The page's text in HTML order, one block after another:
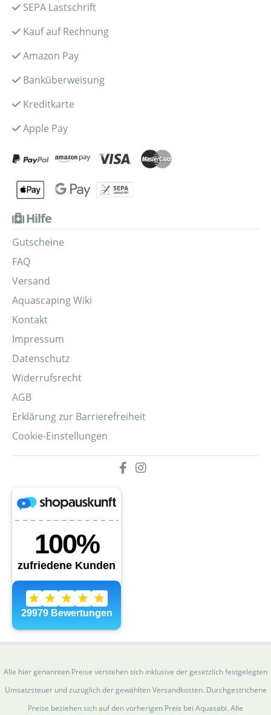
SEPA Lastschrift
Kauf auf Rechnung
Amazon Pay
Banküberweisung
Kreditkarte
Apple Pay
Hilfe
Gutscheine
FAQ
Versand
Aquascaping Wiki
Kontakt
Impressum
Datenschutz
Widerrufsrecht
AGB
Erklärung zur Barrierefreiheit
Cookie-Einstellungen
Alle hier genannten Preise verstehen sich inklusive der gesetzlich festgelegten
Umsatzsteuer und zuzüglich der gewählten Versandkosten. Durchgestrichene
Preise beziehen sich auf den vorherigen Preis bei Aquasabi. Alle